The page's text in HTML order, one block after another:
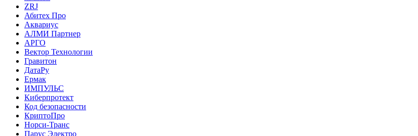
ZRJ
Абитех Про
Аквариус
АЛМИ Партнер
АРГО
Вектор Технологии
Гравитон
ДатаРу
Ермак
ИМПУЛЬС
Киберпротект
Код безопасности
КриптоПро
Норси-Транс
Парус Электро